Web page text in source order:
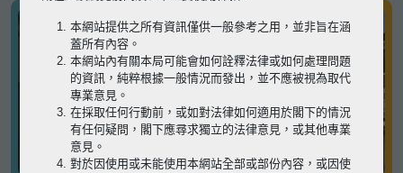
本網站提供之所有資訊僅供一般參考之用，並非旨在涵
蓋所有內容。
本網站內有關本局可能會如何詮釋法律或如何處理問題
的資訊，純粹根據一般情況而發出，並不應被視為取代
專業意見。
在採取任何行動前，或如對法律如何適用於閣下的情況
有任何疑問，閣下應尋求獨立的法律意見，或其他專業
意見。
對於因使用或未能使用本網站全部或部份內容，或因使